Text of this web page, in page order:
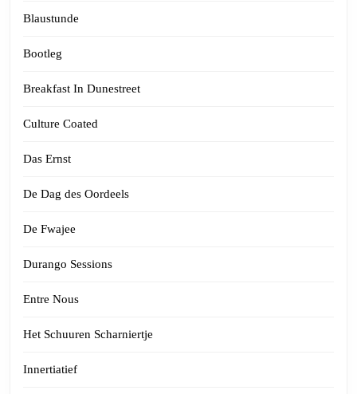
Blaustunde
Bootleg
Breakfast In Dunestreet
Culture Coated
Das Ernst
De Dag des Oordeels
De Fwajee
Durango Sessions
Entre Nous
Het Schuuren Scharniertje
Innertiatief